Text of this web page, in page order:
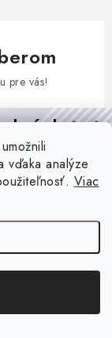
vďaka analýze
Viac
pre vás!
vďaka ktorým